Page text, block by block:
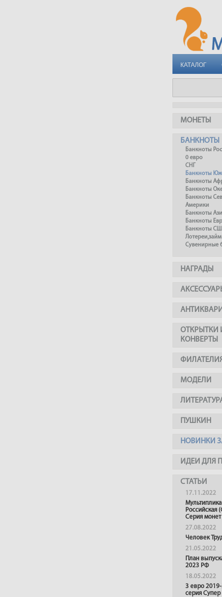
КАТАЛОГ
МОНЕТЫ
БАНКНОТЫ
Банкноты
0 евро
СНГ
Банкноты
Банкноты
Банкноты
Банкноты
Америки
Банкноты
Банкноты
Банкноты
Сувенирные
НАГРАДЫ
ОТКРЫТКИ
КОНВЕРТЫ
МОДЕЛИ
ПУШКИН
НОВИНКИ
ИДЕИ ДЛЯ
СТАТЬИ
17.11.2022
Российская
Серия монет
27.08.2022
Человек
21.05.2022
План
2023 РФ
18.05.2022
3 евро
серия